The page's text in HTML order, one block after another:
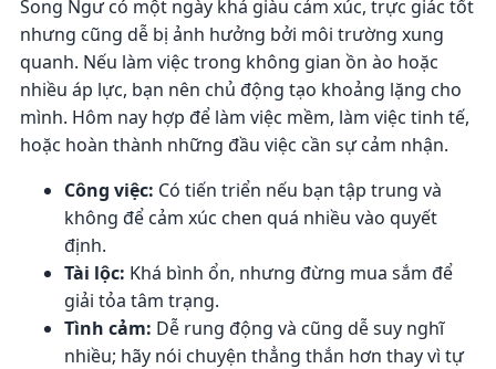
Song Ngư có một ngày khá giàu cảm xúc, trực giác tốt
nhưng cũng dễ bị ảnh hưởng bởi môi trường xung
quanh. Nếu làm việc trong không gian ồn ào hoặc
nhiều áp lực, bạn nên chủ động tạo khoảng lặng cho
mình. Hôm nay hợp để làm việc mềm, làm việc tinh tế,
hoặc hoàn thành những đầu việc cần sự cảm nhận.
Công việc: Có tiến triển nếu bạn tập trung và
không để cảm xúc chen quá nhiều vào quyết
định.
Tài lộc: Khá bình ổn, nhưng đừng mua sắm để
giải tỏa tâm trạng.
Tình cảm: Dễ rung động và cũng dễ suy nghĩ
nhiều; hãy nói chuyện thẳng thắn hơn thay vì tự